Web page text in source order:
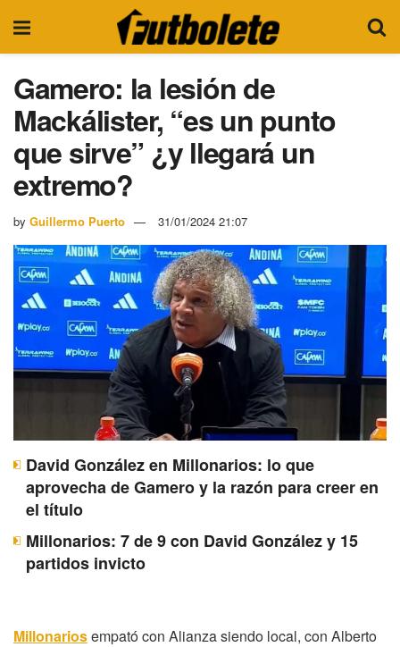
Gamero: la lesión de
Mackálister, “es un punto
que sirve” ¿y llegará un
extremo?
by Guillermo Puerto 31/01/2024 21:07
David González en Millonarios: lo que
aprovecha de Gamero y la razón para creer en
el título
Millonarios: 7 de 9 con David González y 15
partidos invicto
Millonariosempató con Alianza siendo local, con Alberto